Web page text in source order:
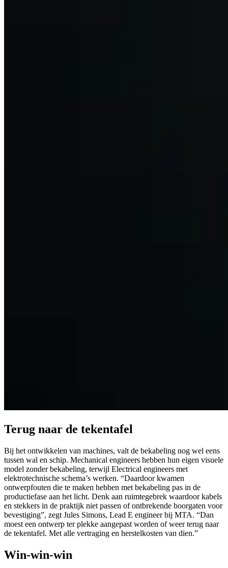
Terug naar de tekentafel
Bij het ontwikkelen van machines, valt de bekabeling nog wel eens
tussen wal en schip. Mechanical engineers hebben hun eigen visuele
model zonder bekabeling, terwijl Electrical engineers met
elektrotechnische schema’s werken. “Daardoor kwamen
ontwerpfouten die te maken hebben met bekabeling pas in de
productiefase aan het licht. Denk aan ruimtegebrek waardoor kabels
en stekkers in de praktijk niet passen of ontbrekende boorgaten voor
bevestiging”, zegt Jules Simons, Lead E engineer bij MTA. “Dan
moest een ontwerp ter plekke aangepast worden of weer terug naar
de tekentafel. Met alle vertraging en herstelkosten van dien.”
Win-win-win